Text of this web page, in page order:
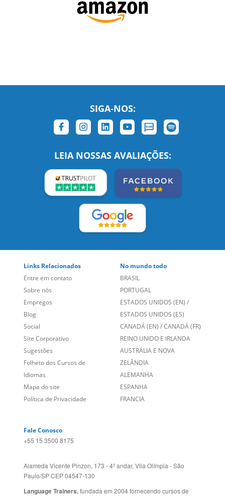
SIGA-NOS:
LEIA NOSSAS AVALIAÇÕES:
Links Relacionados
Entre em contato
Sobre nós
Empregos
Blog
Social
Site Corporativo
Sugestões
Folheto dos Cursos de
Idiomas
Mapa do site
No mundo todo
BRASIL
PORTUGAL
ESTADOS UNIDOS (EN)
ESTADOS UNIDOS (ES)
CANADÁ (EN) / CANADÁ (FR)
REINO UNIDO E IRLANDA
AUSTRÁLIA E NOVA
ZELÂNDIA
ALEMANHA
ESPANHA
Fale Conosco
Alameda Vicente Pinzon, 173 - 4º andar, Vila Olímpia - São
Paulo/SP CEP 04547-130